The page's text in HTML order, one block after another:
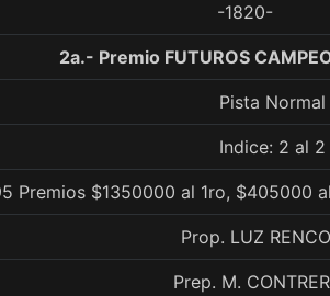
-1820-
2a.- Premio FUTUROS
Pista Normal
Indice: 2 al 2
Premios $1350000 al 1ro,
Prop. LUZ
Prep. M.